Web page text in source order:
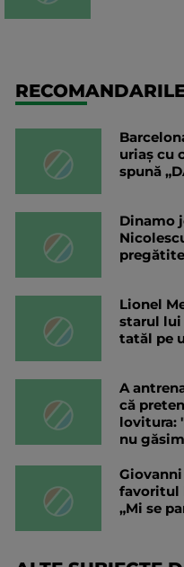
uriaș cu
spună
Dinamo
Lionel
starul lui
tatăl pe
A
că
lovitura:
nu
favoritul
„Mi se